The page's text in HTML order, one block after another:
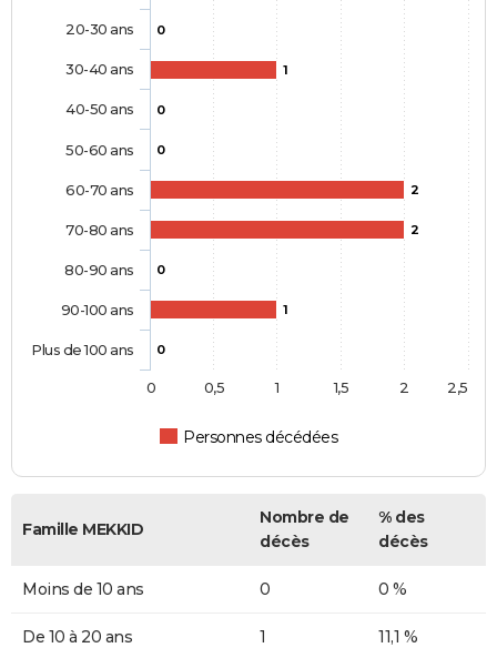
0
1
0
0
2
2
0
1
0
Personnes décédées
20-30 ans
30-40 ans
40-50 ans
50-60 ans
60-70 ans
70-80 ans
80-90 ans
90-100 ans
Plus de 100 ans
0 0,5 1 1,5 2 2,5
Famille MEKKID
Nombre de
décès
% des
décès
Moins de 10 ans 0 0 %
De 10 à 20 ans 1 11,1 %